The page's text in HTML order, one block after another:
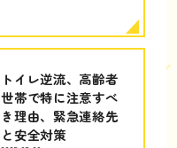
トイレ逆流、高齢者
世帯で特に注意すべ
き理由、緊急連絡先
と安全対策